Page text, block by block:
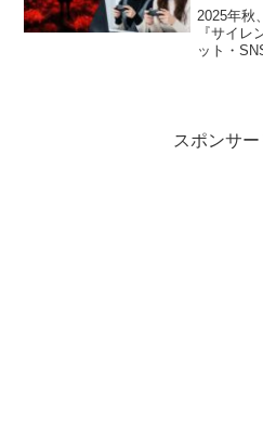
まとめ
2025年秋
『サイレ
ット・
スポンサー